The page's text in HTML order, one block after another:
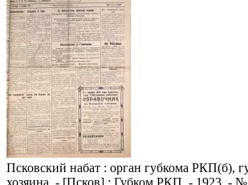
Псковский набат : орган губкома РКП(б),
хозяина. - [Псков] : Губком РКП. - 1923. -